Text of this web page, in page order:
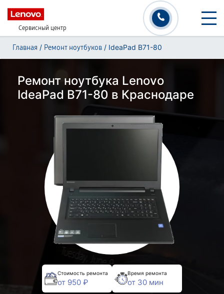
Сервисный центр
Главная / Ремонт ноутбуков / IdeaPad B71-80
Ремонт ноутбука Lenovo
IdeaPad B71-80 в Краснодаре
Стоимость ремонта
от 950 ₽
Время ремонта
от 30 мин